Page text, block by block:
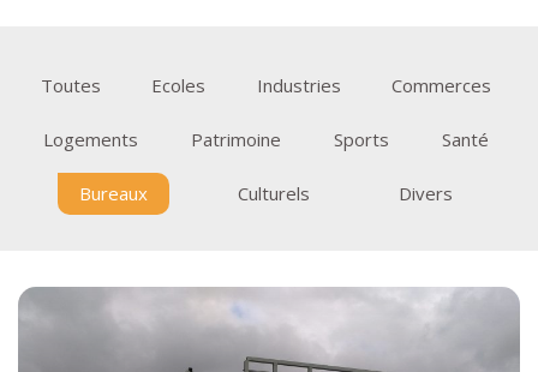
Vidéos
Toutes Ecoles Industries Commerces
Logements Patrimoine Sports Santé
Bureaux Culturels Divers